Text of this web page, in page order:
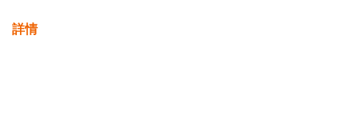
詳情